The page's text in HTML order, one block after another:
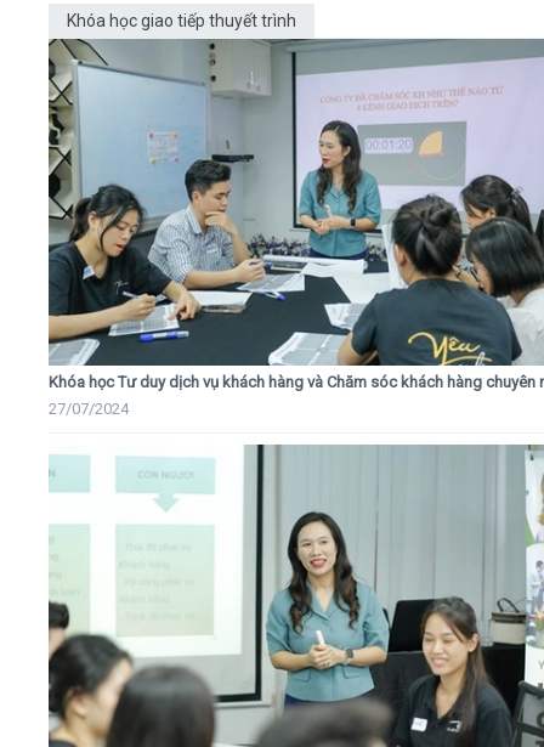
Khóa học giao tiếp thuyết trình
Khóa học Tư duy dịch vụ khách hàng và Chăm sóc khách hàng chuyên
27/07/2024